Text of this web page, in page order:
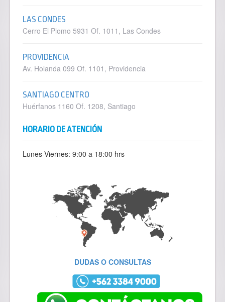
LAS CONDES
Cerro El Plomo 5931 Of. 1011, Las Condes
PROVIDENCIA
Av. Holanda 099 Of. 1101, Providencia
SANTIAGO CENTRO
Huérfanos 1160 Of. 1208, Santiago
HORARIO DE ATENCIÓN
Lunes-Viernes: 9:00 a 18:00 hrs
DUDAS O CONSULTAS